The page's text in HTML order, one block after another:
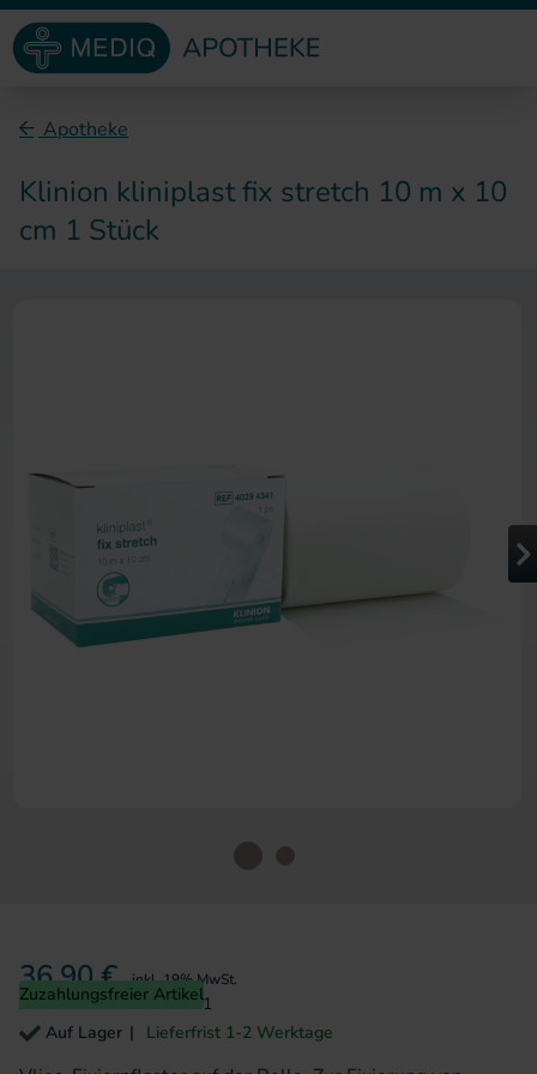
Direkt zum Inhalt
Apotheke
Klinion kliniplast fix stretch 10 m x 10
cm 1 Stück
36,90 € inkl. 19% MwSt.
Zuzahlungsfreier Artikel
Artikelnummer 40294341
Auf Lager
Lieferfrist 1-2 Werktage